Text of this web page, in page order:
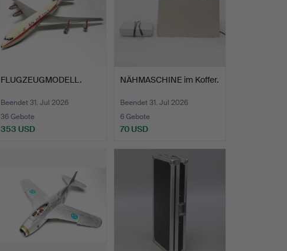
FLUGZEUGMODELL.
Beendet 31. Jul 2026
36 Gebote
353 USD
NÄHMASCHINE im Koffer.
Beendet 31. Jul 2026
6 Gebote
70 USD